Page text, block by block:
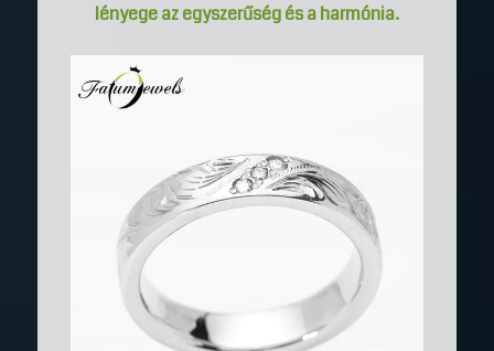
lényege az egyszerűség és a harmónia.